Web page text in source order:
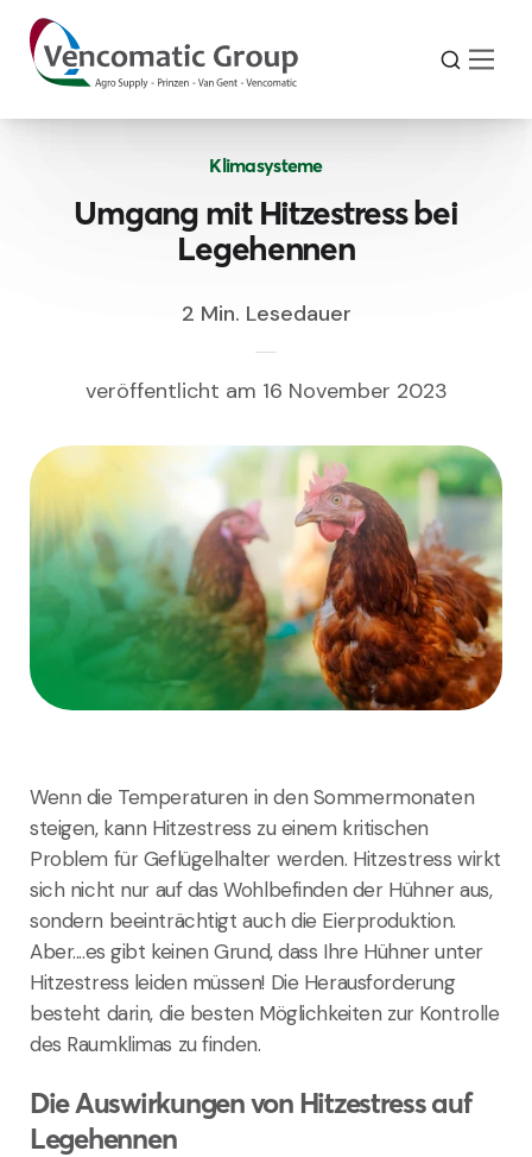
Klimasysteme
Umgang mit Hitzestress bei
Legehennen
2 Min. Lesedauer
veröffentlicht am 16 November 2023
Wenn die Temperaturen in den Sommermonaten
steigen, kann Hitzestress zu einem kritischen
Problem für Geflügelhalter werden. Hitzestress wirkt
sich nicht nur auf das Wohlbefinden der Hühner aus,
sondern beeinträchtigt auch die Eierproduktion.
Aber....es gibt keinen Grund, dass Ihre Hühner unter
Hitzestress leiden müssen! Die Herausforderung
besteht darin, die besten Möglichkeiten zur Kontrolle
des Raumklimas zu finden.
Die Auswirkungen von Hitzestress auf
Legehennen